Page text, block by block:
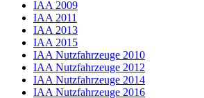
IAA 2009
IAA 2011
IAA 2013
IAA 2015
IAA Nutzfahrzeuge 2010
IAA Nutzfahrzeuge 2012
IAA Nutzfahrzeuge 2014
IAA Nutzfahrzeuge 2016